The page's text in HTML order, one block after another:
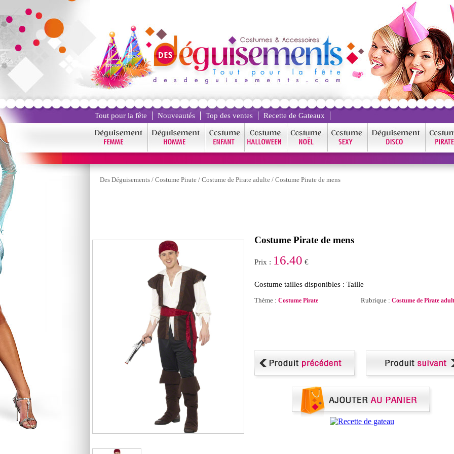
Tout pour la fête Nouveautés Top des ventes Recette de Gateaux
Des Déguisements / Costume Pirate / Costume de Pirate adulte / Costume Pirate de mens
Costume Pirate de mens
Prix : 16.40 €
Costume tailles disponibles : Taille
Thème : Costume Pirate Rubrique : Costume de Pirate